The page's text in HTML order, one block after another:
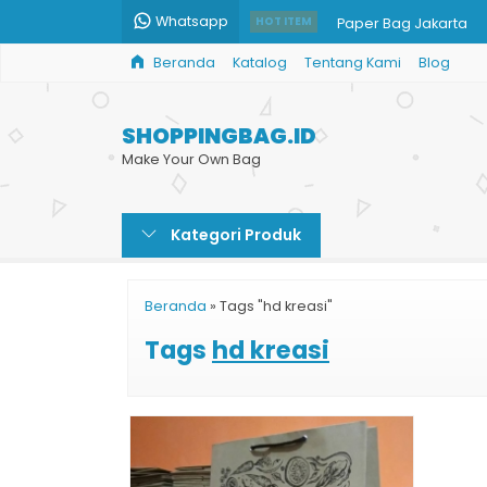
Whatsapp HOT ITEM Paper Bag Jakarta
Tempat Produksi Tas
Shopping Bag
Tempat Cetak Paper
Cetak Tas Kertas
Beranda Katalog Tentang Kami Blog
SHOPPINGBAG.ID
Make Your Own Bag
Kategori Produk
Beranda » Tags "hd kreasi"
Tags hd kreasi